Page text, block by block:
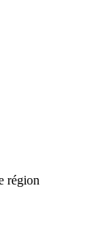
région